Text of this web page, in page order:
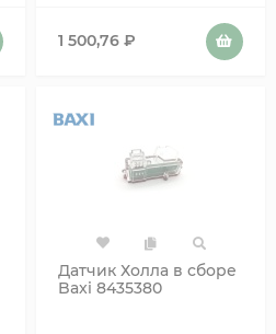
1 500,76 ₽
Датчик Холла в сборе
Baxi 8435380